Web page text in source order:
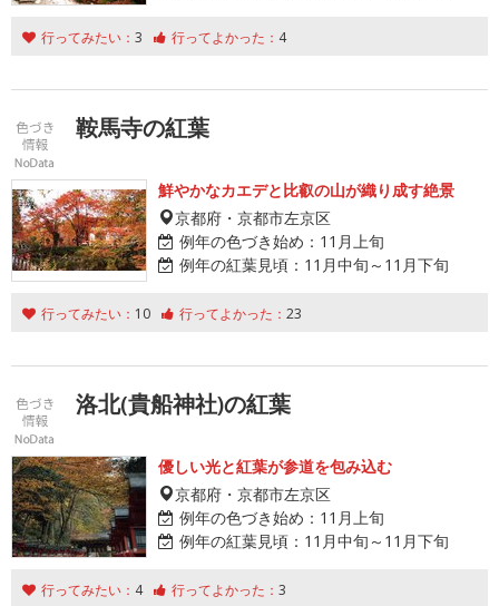
行ってみたい： 3 行ってよかった： 4
鞍馬寺の紅葉
鮮やかなカエデと比叡の山が織り成す絶景
京都府・京都市左京区
例年の色づき始め： 11月上旬
例年の紅葉見頃： 11月中旬～11月下旬
行ってみたい： 10 行ってよかった： 23
洛北(貴船神社)の紅葉
優しい光と紅葉が参道を包み込む
京都府・京都市左京区
例年の色づき始め： 11月上旬
例年の紅葉見頃： 11月中旬～11月下旬
行ってみたい： 4 行ってよかった： 3